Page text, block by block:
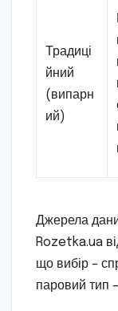
Традиці
йний
(випарн
ий)
Джерела
Rozetka.ua
що вибір –
паровий тип